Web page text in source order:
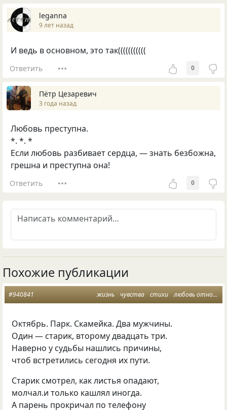
leganna
9 лет назад
И ведь в основном, это так(((((((((((
Ответить 0
Пётр Цезаревич
3 года назад
Любовь преступна.
*. *. *
Если любовь разбивает сердца, — знать безбожна,
грешна и преступна она!
Ответить 0
Похожие публикации
жизнь чувства стихи любовь отношения
#940841
Октябрь. Парк. Скамейка. Два мужчины.
Один — старик, второму двадцать три.
Наверно у судьбы нашлись причины,
чтоб встретились сегодня их пути.
Старик смотрел, как листья опадают,
молчал.и только кашлял иногда.
А парень прокричал по телефону